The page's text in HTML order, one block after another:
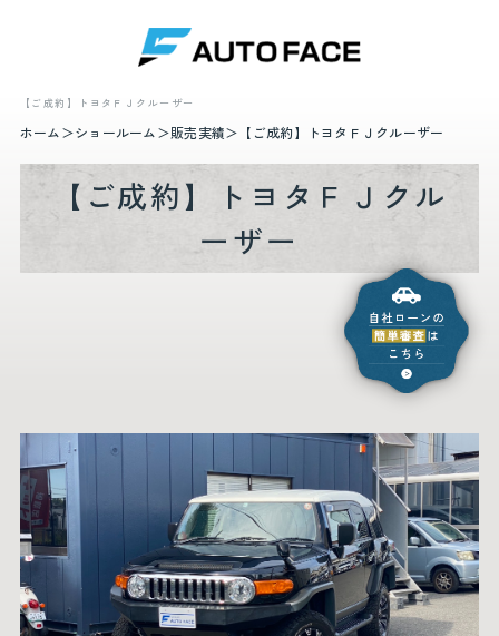
【ご成約】トヨタＦＪクルーザー
ホーム ショールーム 販売実績 【ご成約】トヨタＦＪクルーザー
【ご成約】トヨタＦＪクル
ーザー